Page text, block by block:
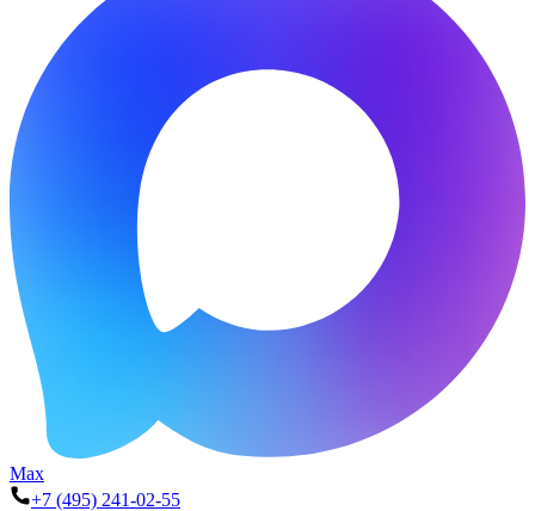
Max
+7 (495) 241-02-55